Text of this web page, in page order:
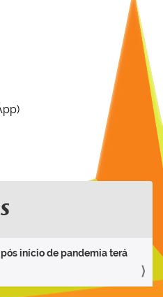
início de pandemia terá